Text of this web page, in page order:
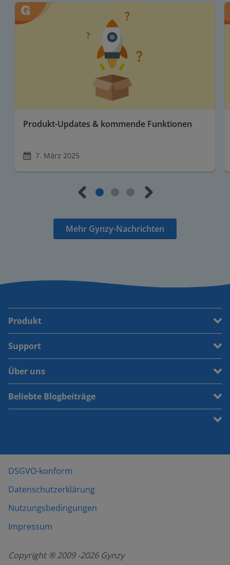
Produkt-Updates & kommende Funktionen
7. März 2025
Mehr Gynzy-Nachrichten
Produkt
Support
Über uns
Beliebte Blogbeiträge
DSGVO-konform
Datenschutzerklärung
Nutzungsbedingungen
Impressum
Copyright ® 2009 -2026Gynzy